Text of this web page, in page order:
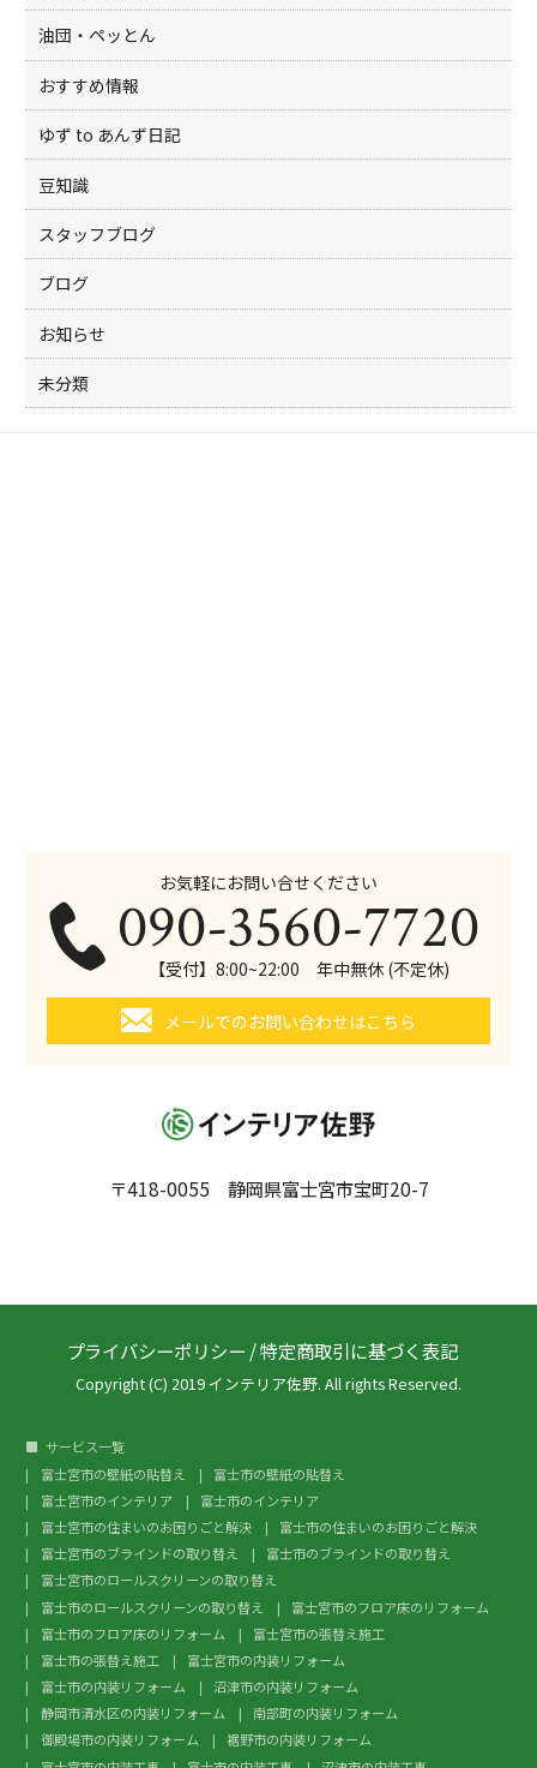
油団・ペッとん
おすすめ情報
ゆず to あんず日記
豆知識
スタッフブログ
ブログ
お知らせ
未分類
お気軽にお問い合せください
090-3560-7720
【受付】8:00~22:00 年中無休 (不定休)
メールでのお問い合わせはこちら
〒418-0055 静岡県富士宮市宝町20-7
プライバシーポリシー /特定商取引に基づく表記
Copyright (C) 2019 インテリア佐野. All rights Reserved.
サービス一覧
富士宮市の壁紙の貼替え
富士市の壁紙の貼替え
富士宮市のインテリア
富士市のインテリア
富士宮市の住まいのお困りごと解決
富士市の住まいのお困りごと解決
富士宮市のブラインドの取り替え
富士市のブラインドの取り替え
富士宮市のロールスクリーンの取り替え
富士市のロールスクリーンの取り替え
富士宮市のフロア床のリフォーム
富士市のフロア床のリフォーム
富士宮市の張替え施工
富士市の張替え施工
富士宮市の内装リフォーム
富士市の内装リフォーム
沼津市の内装リフォーム
静岡市清水区の内装リフォーム
南部町の内装リフォーム
御殿場市の内装リフォーム
裾野市の内装リフォーム